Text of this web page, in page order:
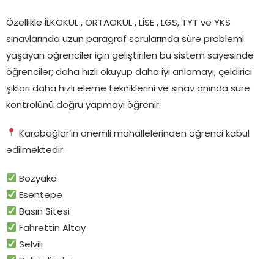
Özellikle İLKOKUL , ORTAOKUL , LİSE , LGS, TYT ve YKS
sınavlarında uzun paragraf sorularında süre problemi
yaşayan öğrenciler için geliştirilen bu sistem sayesinde
öğrenciler; daha hızlı okuyup daha iyi anlamayı, çeldirici
şıkları daha hızlı eleme tekniklerini ve sınav anında süre
kontrolünü doğru yapmayı öğrenir.
Karabağlar’ın önemli mahallelerinden öğrenci kabul
edilmektedir:
Bozyaka
Esentepe
Basın Sitesi
Fahrettin Altay
Selvili